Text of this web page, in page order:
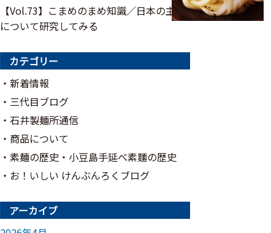
【Vol.73】こまめのまめ知識／日本の主食
について研究してみる
カテゴリー
新着情報
三代目ブログ
石井製麺所通信
商品について
素麺の歴史・小豆島手延べ素麵の歴史
お！いしい けんぶんろくブログ
アーカイブ